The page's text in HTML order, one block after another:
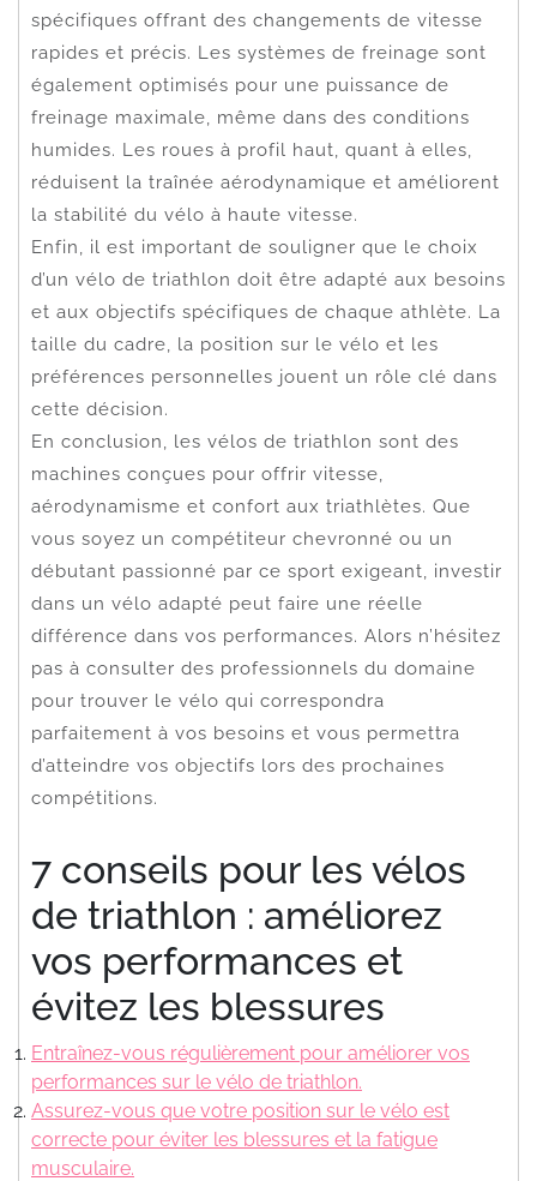
spécifiques offrant des changements de vitesse
rapides et précis. Les systèmes de freinage sont
également optimisés pour une puissance de
freinage maximale, même dans des conditions
humides. Les roues à profil haut, quant à elles,
réduisent la traînée aérodynamique et améliorent
la stabilité du vélo à haute vitesse.
Enfin, il est important de souligner que le choix
d’un vélo de triathlon doit être adapté aux besoins
et aux objectifs spécifiques de chaque athlète. La
taille du cadre, la position sur le vélo et les
préférences personnelles jouent un rôle clé dans
cette décision.
En conclusion, les vélos de triathlon sont des
machines conçues pour offrir vitesse,
aérodynamisme et confort aux triathlètes. Que
vous soyez un compétiteur chevronné ou un
débutant passionné par ce sport exigeant, investir
dans un vélo adapté peut faire une réelle
différence dans vos performances. Alors n’hésitez
pas à consulter des professionnels du domaine
pour trouver le vélo qui correspondra
parfaitement à vos besoins et vous permettra
d’atteindre vos objectifs lors des prochaines
compétitions.
7 conseils pour les vélos
de triathlon : améliorez
vos performances et
évitez les blessures
Entraînez-vous régulièrement pour améliorer vos
performances sur le vélo de triathlon.
Assurez-vous que votre position sur le vélo est
correcte pour éviter les blessures et la fatigue
musculaire.